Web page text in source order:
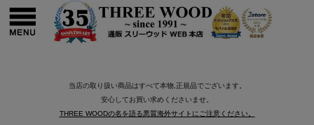
当店の取り扱い商品はすべて本物,正規品でございます。
安心してお買い求めくださいませ。
THREE WOODの名を語る悪質海外サイトにご注意ください。